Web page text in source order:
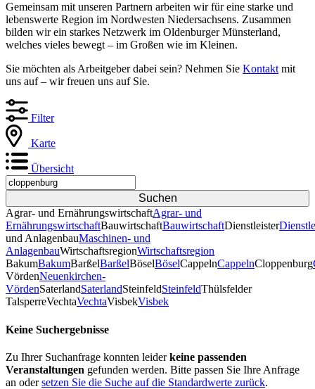
Gemeinsam mit unseren Partnern arbeiten wir für eine starke und
lebenswerte Region im Nordwesten Niedersachsens. Zusammen
bilden wir ein starkes Netzwerk im Oldenburger Münsterland,
welches vieles bewegt – im Großen wie im Kleinen.
Sie möchten als Arbeitgeber dabei sein? Nehmen Sie Kontakt mit
uns auf – wir freuen uns auf Sie.
Filter
Karte
Übersicht
Agrar- und ErnährungswirtschaftAgrar- und
ErnährungswirtschaftBauwirtschaftBauwirtschaftDienstleister
und AnlagenbauMaschinen- und
AnlagenbauWirtschaftsregionWirtschaftsregion
BakumBakumBarßelBarßelBöselBöselCappelnCappelnCloppenburg
VördenNeuenkirchen-
VördenSaterlandSaterlandSteinfeldSteinfeldThülsfelder
TalsperreVechtaVechtaVisbekVisbek
Keine Suchergebnisse
Zu Ihrer Suchanfrage konnten leiderkeine passenden
Veranstaltungen gefunden werden. Bitte passen Sie Ihre Anfrage
an odersetzen Sie die Suche auf die Standardwerte zurück.